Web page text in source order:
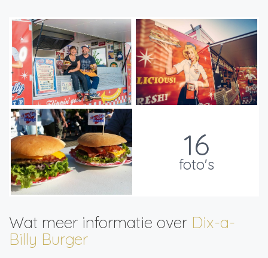
16
foto's
Wat meer informatie over Dix-a-
Billy Burger